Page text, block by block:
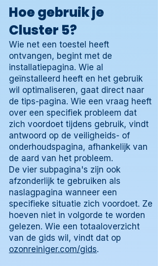
Hoe gebruik je
Cluster 5?
Wie net een toestel heeft
ontvangen, begint met de
installatiepagina. Wie al
geïnstalleerd heeft en het gebruik
wil optimaliseren, gaat direct naar
de tips-pagina. Wie een vraag heeft
over een specifiek probleem dat
zich voordoet tijdens gebruik, vindt
antwoord op de veiligheids- of
onderhoudspagina, afhankelijk van
de aard van het probleem.
De vier subpagina's zijn ook
afzonderlijk te gebruiken als
naslagpagina wanneer een
specifieke situatie zich voordoet. Ze
hoeven niet in volgorde te worden
gelezen. Wie een totaaloverzicht
van de gids wil, vindt dat op
ozonreiniger.com/gids.